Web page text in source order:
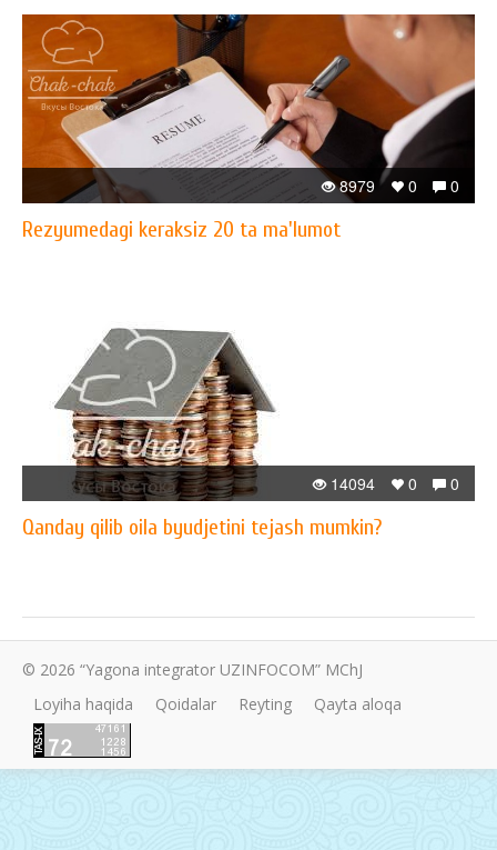
0
0
8979
Rezyumedagi keraksiz 20 ta ma'lumot
0
0
14094
Qanday qilib oila byudjetini tejash mumkin?
© 2026 “Yagona integrator UZINFOCOM” MChJ
Loyiha haqida
Qoidalar Reyting Qayta aloqa